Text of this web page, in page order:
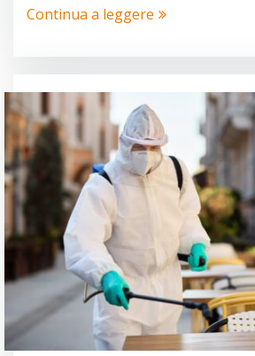
Continua a leggere